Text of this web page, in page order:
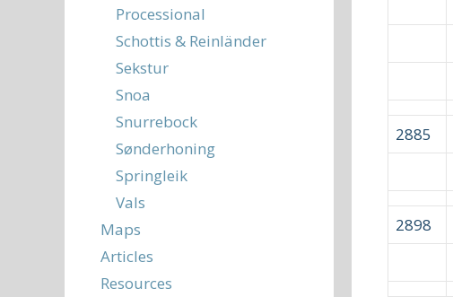
2885
2898
Processional
Schottis & Reinländer
Sekstur
Snoa
Snurrebock
Sønderhoning
Springleik
Vals
Maps
Articles
Resources